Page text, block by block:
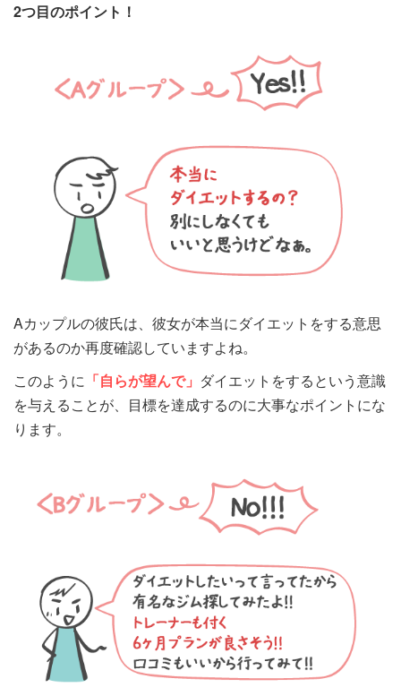
2つ目のポイント！
Aカップルの彼氏は、彼女が本当にダイエットをする意思
があるのか再度確認していますよね。
このように 「自らが望んで」 ダイエットをするという意識
を与えることが、目標を達成するのに大事なポイントにな
ります。